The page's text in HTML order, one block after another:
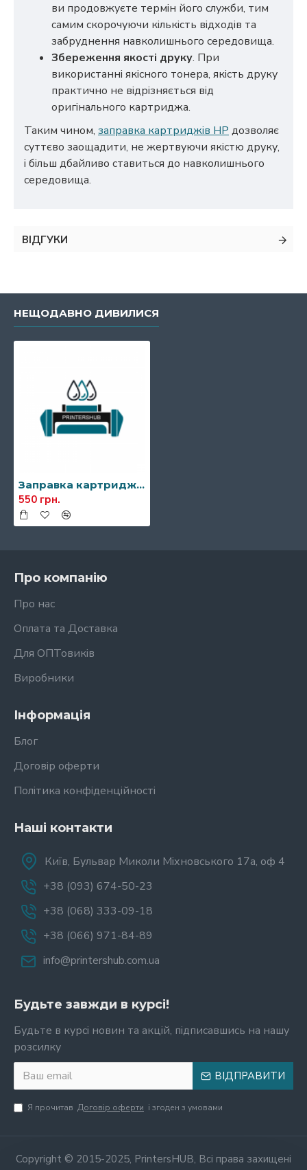
ви продовжуєте термін його служби, тим
самим скорочуючи кількість відходів та
забруднення навколишнього середовища.
Збереження якості друку. При
використанні якісного тонера, якість друку
практично не відрізняється від
оригінального картриджа.
Таким чином, заправка картриджів HP дозволяє
суттєво заощадити, не жертвуючи якістю друку,
і більш дбайливо ставиться до навколишнього
середовища.
ВІДГУКИ
НЕЩОДАВНО ДИВИЛИСЯ
Заправка картриджа HP CF410A (410A)
550 грн.
Про компанію
Про нас
Оплата та Доставка
Для ОПТовиків
Виробники
Інформація
Блог
Договір оферти
Політика конфіденційності
Наші контакти
Київ, Бульвар Миколи Міхновського 17а, оф 4
+38 (093) 674-50-23
+38 (068) 333-09-18
+38 (066) 971-84-89
info@printershub.com.ua
Будьте завжди в курсі!
Будьте в курсі новин та акцій, підписавшись на нашу
розсилку
ВІДПРАВИТИ
Я прочитав Договір оферти і згоден з умовами
Copyright © 2015-2025, PrintersHUB, Всі права захищені